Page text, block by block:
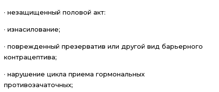
· незащищенный половой акт:
· изнасилование;
· поврежденный презерватив или другой вид барьерного
контрацептива;
· нарушение цикла приема гормональных
противозачаточных;